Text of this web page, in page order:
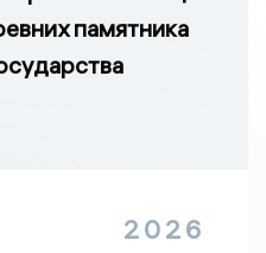
памятника
2026